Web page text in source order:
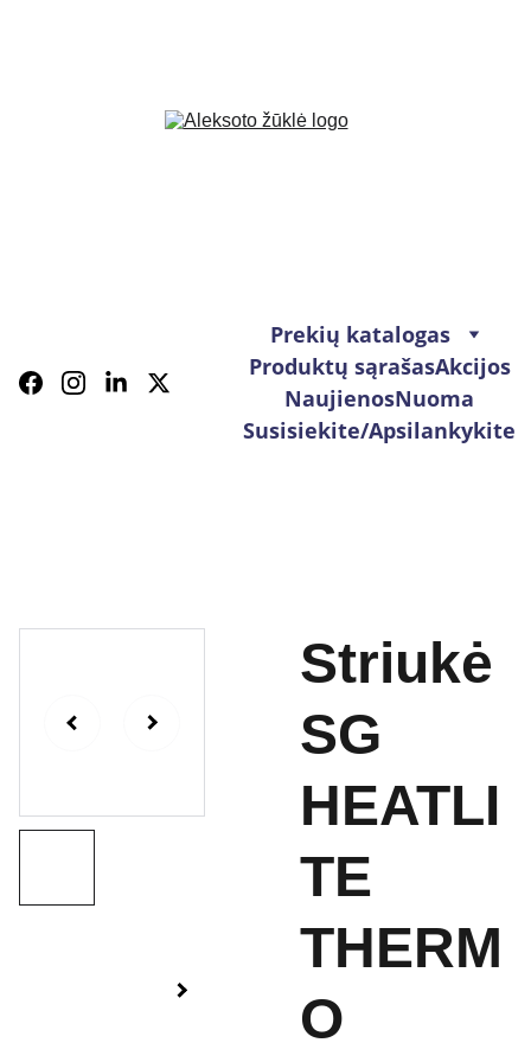
Prekių katalogas
Produktų sąrašasAkcijos
NaujienosNuoma
Susisiekite/Apsilankykite
Striukė
SG
HEATLI
TE
THERM
O